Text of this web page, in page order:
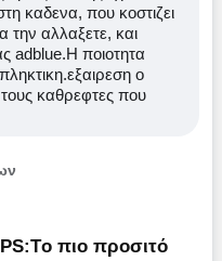
καδενα, που κοστιζει
την αλλαξετε, και
adblue.Η ποιοτητα
ο
καθρεφτες που
πιο προσιτό